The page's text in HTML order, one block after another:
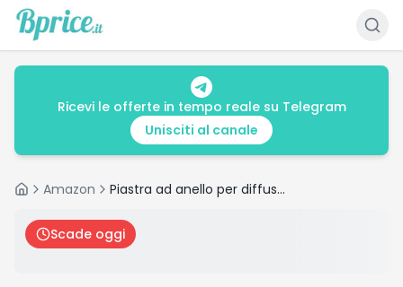
Ricevi le offerte in tempo reale su Telegram
Unisciti al canale
HomeAmazon Piastra ad anello per diffusore di calore a induzione da 19 cm, piastra adattatore a induzione con manico separabile
Scade oggi